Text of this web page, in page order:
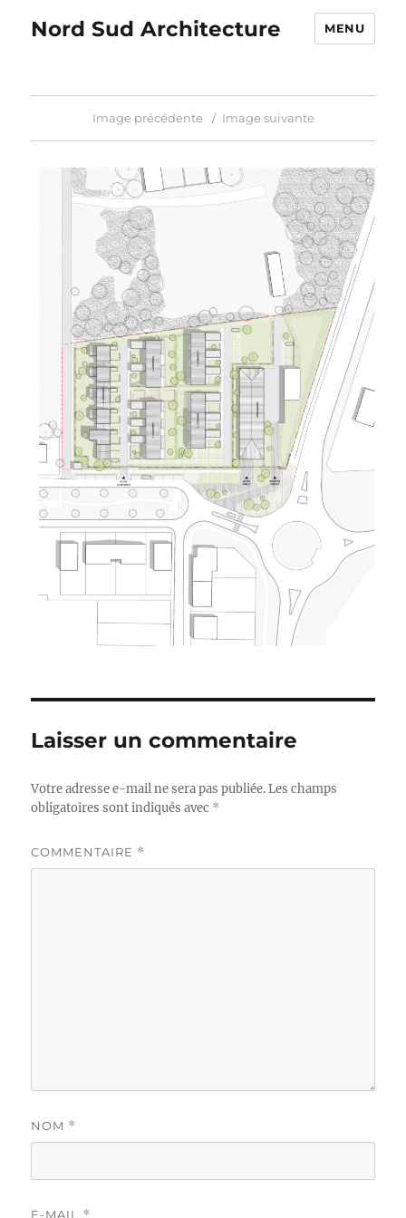
Nord Sud Architecture MENU
Image précédente Image suivante
Laisser un commentaire
Votre adresse e-mail ne sera pas publiée. Les champs
obligatoires sont indiqués avec *
COMMENTAIRE *
NOM *
E-MAIL